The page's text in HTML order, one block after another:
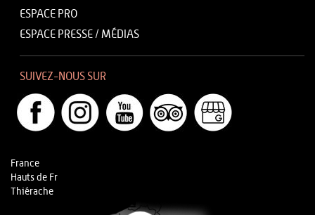
ESPACE PRO
ESPACE PRESSE / MÉDIAS
SUIVEZ-NOUS SUR
France
Hauts de Fr
Thiérache